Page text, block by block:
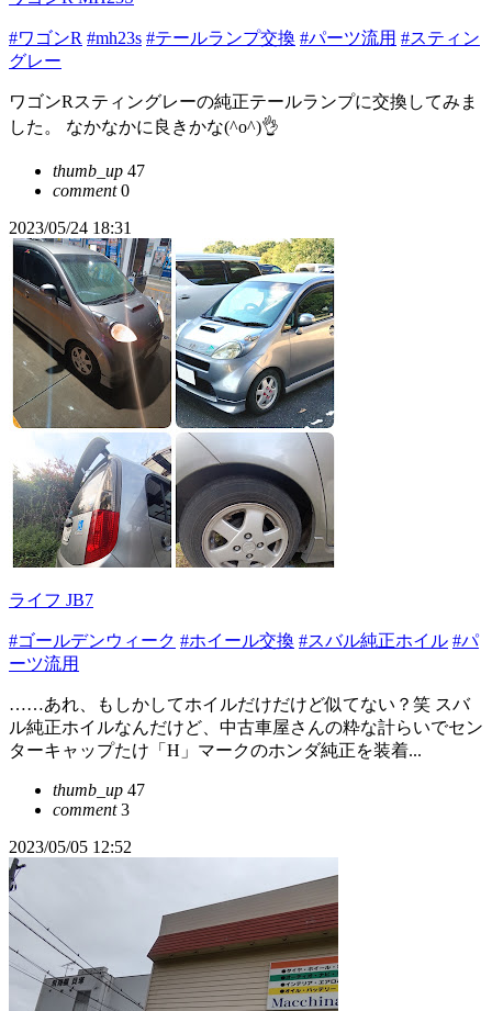
#ワゴンR #mh23s #テールランプ交換 #パーツ流用 #スティン
グレー
ワゴンRスティングレーの純正テールランプに交換してみま
した。 なかなかに良きかな(^o^)👌
thumb_up 47
comment0
2023/05/24 18:31
ライフ JB7
#ゴールデンウィーク #ホイール交換 #スバル純正ホイル #パ
ーツ流用
……あれ、もしかしてホイルだけだけど似てない？笑 スバ
ル純正ホイルなんだけど、中古車屋さんの粋な計らいでセン
ターキャップたけ「H」マークのホンダ純正を装着...
thumb_up 47
comment3
2023/05/05 12:52